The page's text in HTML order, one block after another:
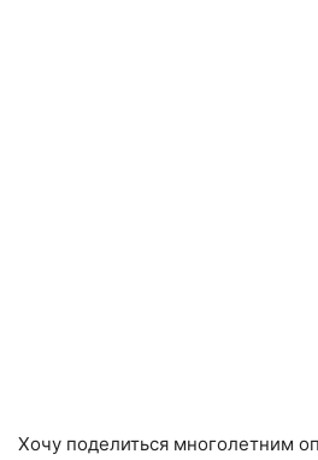
Хочу поделиться многолетним